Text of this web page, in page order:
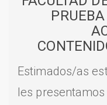
Estimados/as
les